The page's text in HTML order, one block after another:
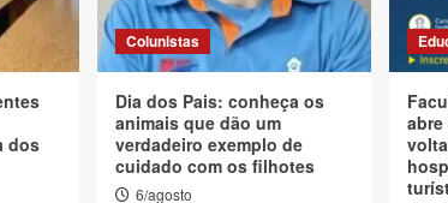
dos
Colunistas
Dia dos Pais: conheça os
animais que dão um
verdadeiro exemplo de
cuidado com os filhotes
6/agosto
abre